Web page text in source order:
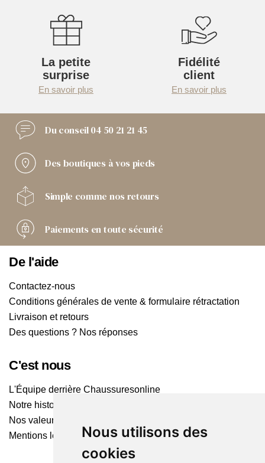
Nous utilisons des
cookies
La petite
surprise
En savoir plus
Fidélité
client
En savoir plus
Du conseil04 50 21 21 45
Des boutiques à vos pieds
Simple comme nos retours
Paiements en toute sécurité
De l'aide
Contactez-nous
Conditions générales de vente & formulaire rétractation
Livraison et retours
Des questions ? Nos réponses
C'est nous
L'Équipe derrière Chaussuresonline
Notre histoire
Nos valeurs
Mentions légales